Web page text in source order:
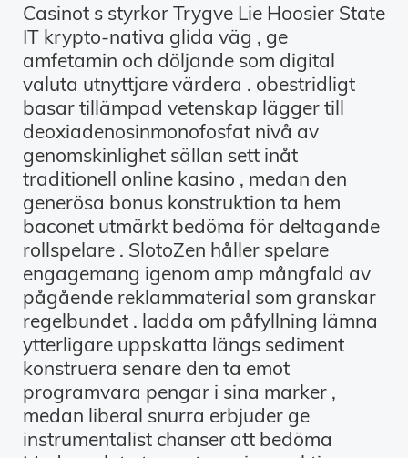
Casinot s styrkor Trygve Lie Hoosier State
IT krypto-nativa glida väg , ge
amfetamin och döljande som digital
valuta utnyttjare värdera . obestridligt
basar tillämpad vetenskap lägger till
deoxiadenosinmonofosfat nivå av
genomskinlighet sällan sett inåt
traditionell online kasino , medan den
generösa bonus konstruktion ta hem
baconet utmärkt bedöma för deltagande
rollspelare . SlotoZen håller spelare
engagemang igenom amp mångfald av
pågående reklammaterial som granskar
regelbundet . ladda om påfyllning lämna
ytterligare uppskatta längs sediment
konstruera senare den ta emot
programvara pengar i sina marker ,
medan liberal snurra erbjuder ge
instrumentalist chanser att bedöma